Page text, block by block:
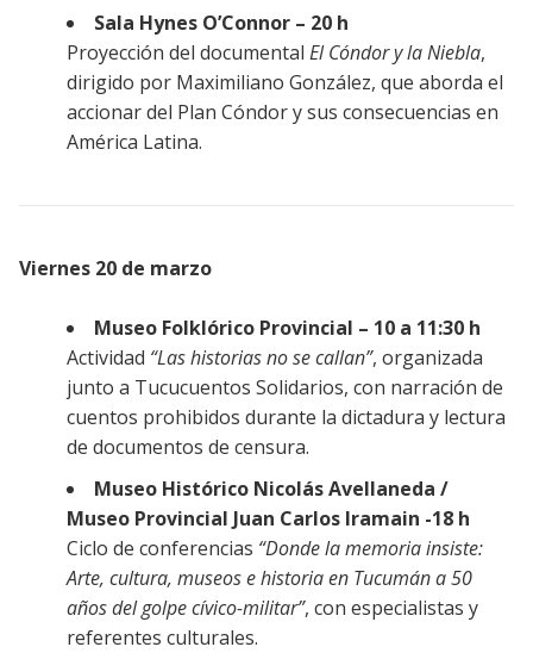
Sala Hynes O’Connor – 20 h
Proyección del documental El Cóndor y la Niebla,
dirigido por Maximiliano González, que aborda el
accionar del Plan Cóndor y sus consecuencias en
América Latina.
Viernes 20 de marzo
Museo Folklórico Provincial – 10 a 11:30 h
Actividad “Las historias no se callan”, organizada
junto a Tucucuentos Solidarios, con narración de
cuentos prohibidos durante la dictadura y lectura
de documentos de censura.
Museo Histórico Nicolás Avellaneda /
Museo Provincial Juan Carlos Iramain -18 h
Ciclo de conferencias “Donde la memoria insiste:
Arte, cultura, museos e historia en Tucumán a 50
años del golpe cívico-militar”, con especialistas y
referentes culturales.